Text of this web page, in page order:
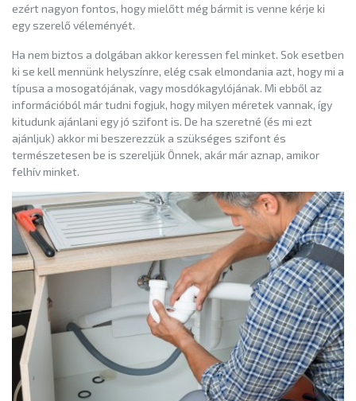
ezért nagyon fontos, hogy mielőtt még bármit is venne kérje ki
egy szerelő véleményét.
Ha nem biztos a dolgában akkor keressen fel minket. Sok esetben
ki se kell mennünk helyszínre, elég csak elmondania azt, hogy mi a
típusa a mosogatójának, vagy mosdókagylójának. Mi ebből az
információból már tudni fogjuk, hogy milyen méretek vannak, így
kitudunk ajánlani egy jó szifont is. De ha szeretné (és mi ezt
ajánljuk) akkor mi beszerezzük a szükséges szifont és
természetesen be is szereljük Önnek, akár már aznap, amikor
felhív minket.